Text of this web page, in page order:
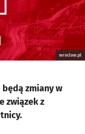
wroclaw.pl
zmiany w
związek z